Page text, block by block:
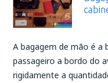
A bagagem de mão é a
passageiro a bordo do
rigidamente a